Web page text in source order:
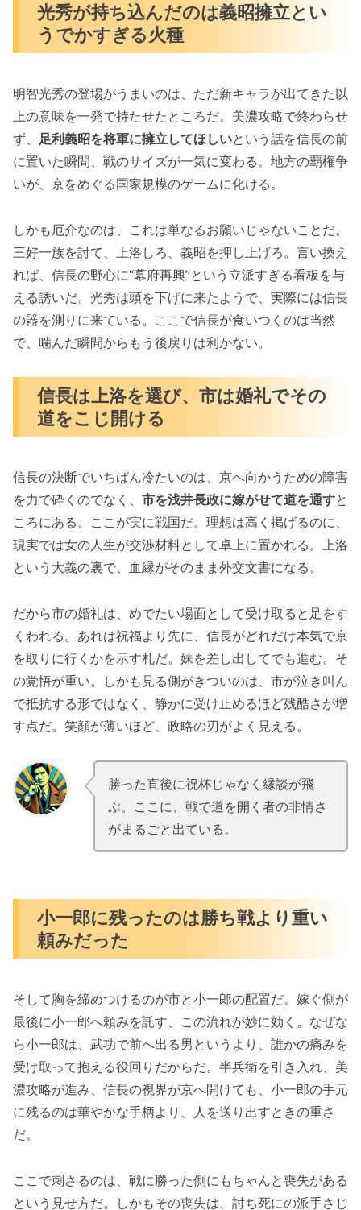
光秀が持ち込んだのは義昭擁立とい
うでかすぎる火種
明智光秀の登場がうまいのは、ただ新キャラが出てきた以
上の意味を一発で持たせたところだ。美濃攻略で終わらせ
ず、 足利義昭を将軍に擁立してほしいという話を信長の前
に置いた瞬間、戦のサイズが一気に変わる。地方の覇権争
いが、京をめぐる国家規模のゲームに化ける。
しかも厄介なのは、これは単なるお願いじゃないことだ。
三好一族を討て、上洛しろ、義昭を押し上げろ。言い換え
れば、信長の野心に“幕府再興”という立派すぎる看板を与
える誘いだ。光秀は頭を下げに来たようで、実際には信長
の器を測りに来ている。ここで信長が食いつくのは当然
で、噛んだ瞬間からもう後戻りは利かない。
信長は上洛を選び、市は婚礼でその
道をこじ開ける
信長の決断でいちばん冷たいのは、京へ向かうための障害
を力で砕くのでなく、 市を浅井長政に嫁がせて道を通すと
ころにある。ここが実に戦国だ。理想は高く掲げるのに、
現実では女の人生が交渉材料として卓上に置かれる。上洛
という大義の裏で、血縁がそのまま外交文書になる。
だから市の婚礼は、めでたい場面として受け取ると足をす
くわれる。あれは祝福より先に、信長がどれだけ本気で京
を取りに行くかを示す札だ。妹を差し出してでも進む。そ
の覚悟が重い。しかも見る側がきついのは、市が泣き叫ん
で抵抗する形ではなく、静かに受け止めるほど残酷さが増
す点だ。笑顔が薄いほど、政略の刃がよく見える。
.
勝った直後に祝杯じゃなく縁談が飛
ぶ。ここに、戦で道を開く者の非情さ
がまるごと出ている。
.
小一郎に残ったのは勝ち戦より重い
頼みだった
そして胸を締めつけるのが市と小一郎の配置だ。嫁ぐ側が
最後に小一郎へ頼みを託す、この流れが妙に効く。なぜな
ら小一郎は、武功で前へ出る男というより、誰かの痛みを
受け取って抱える役回りだからだ。半兵衛を引き入れ、美
濃攻略が進み、信長の視界が京へ開けても、小一郎の手元
に残るのは華やかな手柄より、人を送り出すときの重さ
だ。
ここで刺さるのは、戦に勝った側にもちゃんと喪失がある
という見せ方だ。しかもその喪失は、討ち死にの派手さじ